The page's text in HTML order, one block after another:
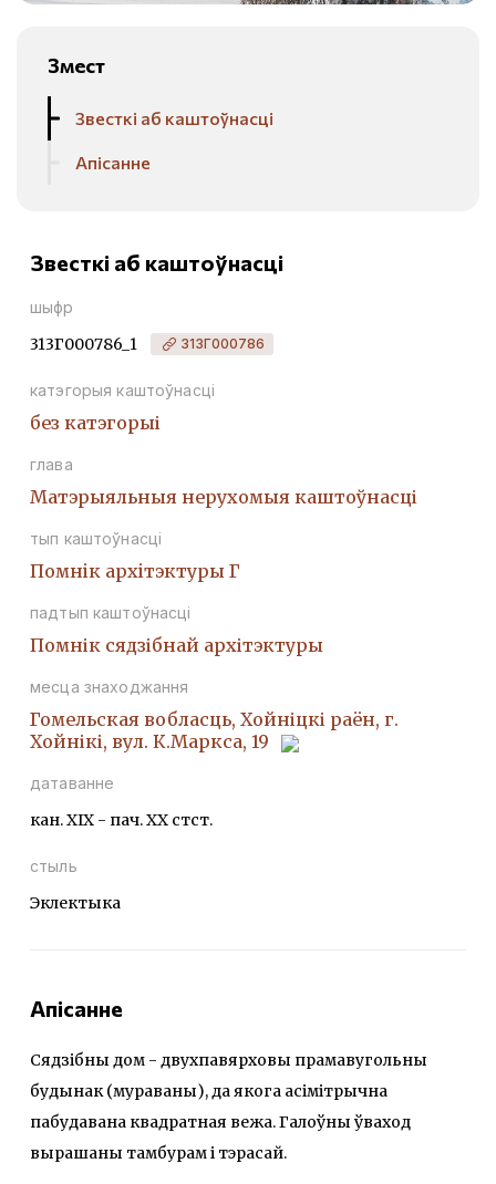
Змест
Звесткі аб каштоўнасці
Апісанне
Звесткі аб каштоўнасці
шыфр
313Г000786_1 313Г000786
катэгорыя каштоўнасці
без катэгорыі
глава
Матэрыяльныя нерухомыя каштоўнасці
тып каштоўнасці
Помнiк архiтэктуры Г
падтып каштоўнасці
Помнік сядзібнай архітэктуры
месца знаходжання
Гомельская вобласць, Хойніцкі раён, г.
Хойнікі, вул. К.Маркса, 19
датаванне
кан. ХIХ - пач. ХХ стст.
стыль
Эклектыка
Апісанне
Сядзібны дом - двухпавярховы прамавугольны
будынак (мураваны), да якога асімітрычна
пабудавана квадратная вежа. Галоўны ўваход
вырашаны тамбурам і тэрасай.